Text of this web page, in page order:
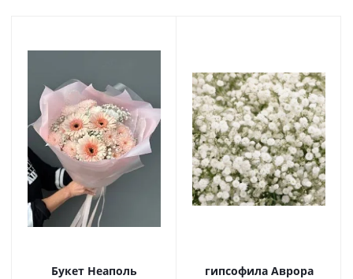
Букет Неаполь
гипсофила Аврора